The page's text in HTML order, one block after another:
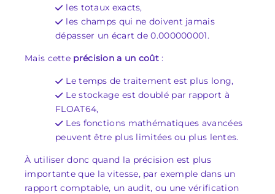
les totaux exacts,
les champs qui ne doivent jamais
dépasser un écart de 0.000000001.
Mais cette précision a un coût :
Le temps de traitement est plus long,
Le stockage est doublé par rapport à
FLOAT64,
Les fonctions mathématiques avancées
peuvent être plus limitées ou plus lentes.
À utiliser donc quand la précision est plus
importante que la vitesse, par exemple dans un
rapport comptable, un audit, ou une vérification